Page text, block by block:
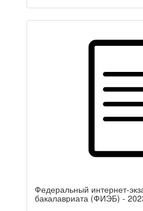
Федеральный интернет-
бакалавриата (ФИЭБ) -